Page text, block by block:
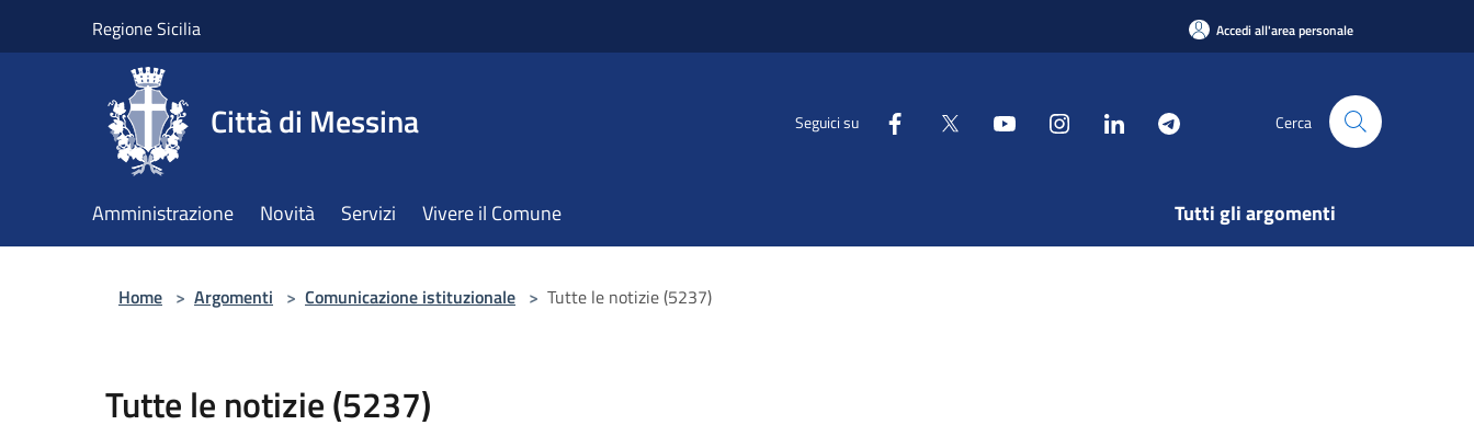
Regione Sicilia Accedi all'area personale
Città di Messina Seguici su Cerca
Amministrazione Novità Servizi Vivere il Comune Tutti gli argomenti
Home > Argomenti > Comunicazione istituzionale > Tutte le notizie (5237)
Tutte le notizie (5237)